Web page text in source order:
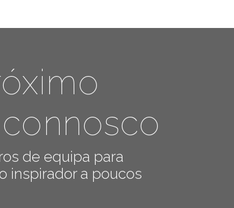
de equipa para
inspirador a poucos